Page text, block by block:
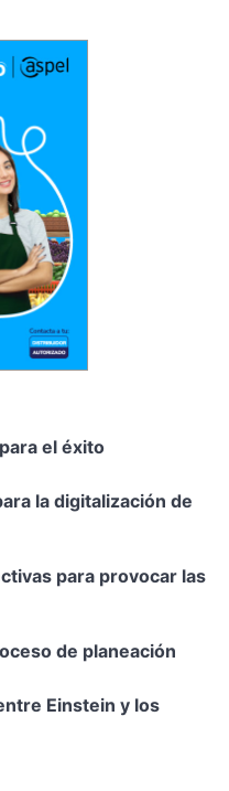
el éxito
la digitalización de
para provocar las
de planeación
Einstein y los